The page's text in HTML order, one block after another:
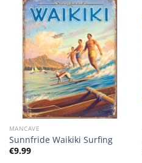
MANCAVE
Sunnfride Waikiki Surfing
€9.99